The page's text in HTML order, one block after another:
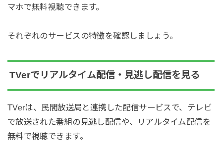
マホで無料視聴できます。
それぞれのサービスの特徴を確認しましょう。
TVerでリアルタイム配信・見逃し配信を見る
TVerは、民間放送局と連携した配信サービスで、テレビ
で放送された番組の見逃し配信や、リアルタイム配信を
無料で視聴できます。